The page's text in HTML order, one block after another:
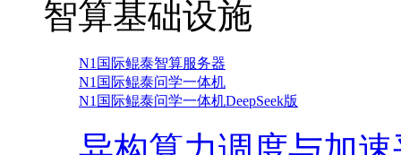
智算基础设施
N1国际鲲泰智算服务器
N1国际鲲泰问学一体机
N1国际鲲泰问学一体机DeepSeek版